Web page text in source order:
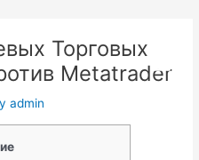
Торговых
Metatrader
admin